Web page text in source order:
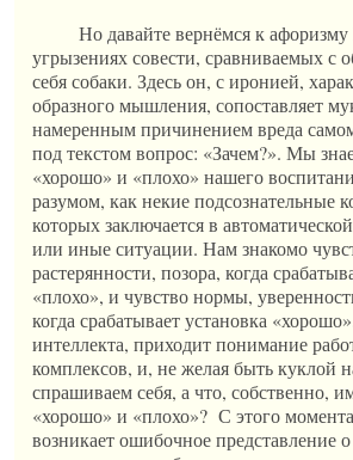
Но давайте вернёмся к
угрызениях совести, сравниваемых с
себя собаки. Здесь он, с иронией,
образного мышления, сопоставляет
намеренным причинением вреда
под текстом вопрос: «Зачем?». Мы
«хорошо» и «плохо» нашего
разумом, как некие подсознательные
которых заключается в
или иные ситуации. Нам знакомо
растерянности, позора, когда
«плохо», и чувство нормы,
когда срабатывает установка
интеллекта, приходит понимание
комплексов, и, не желая быть куклой
спрашиваем себя, а что, собственно,
«хорошо» и «плохо»? С этого
возникает ошибочное представление